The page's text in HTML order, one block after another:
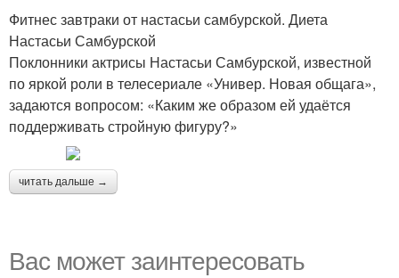
Фитнес завтраки от настасьи самбурской. Диета
Настасьи Самбурской
Поклонники актрисы Настасьи Самбурской, известной
по яркой роли в телесериале «Универ. Новая общага»,
задаются вопросом: «Каким же образом ей удаётся
поддерживать стройную фигуру?»
читать дальше →
Вас может заинтересовать